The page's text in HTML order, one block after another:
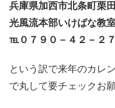
兵庫県加西市北条町栗
光風流本部いけばな教
℡０７９０－４２－２
という訳で来年のカレ
で丸して要チェックお